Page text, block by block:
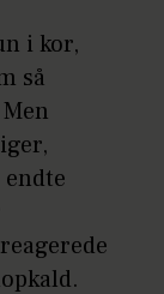
i kor,
så